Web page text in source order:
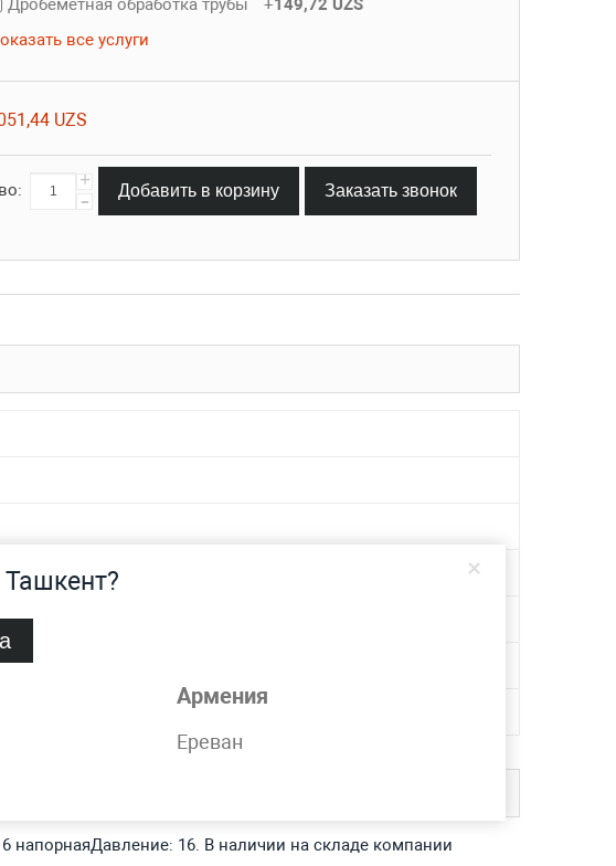
×
Армения
Ереван
Дробеметная обработка трубы
+149,72 UZS
все услуги
UZS
+
- Добавить в корзину Заказать звонок
напорнаяДавление: 16. В наличии на складе компании